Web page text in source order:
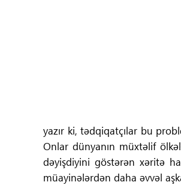
yazır ki, tədqiqatçılar bu
Onlar dünyanın müxtəlif
dəyişdiyini göstərən xəritə
müayinələrdən daha əvvəl
Tibbi maarifləndirmə
Mühüm hadisələr